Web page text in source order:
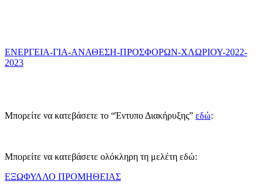
ΕΝΕΡΓΕΙΑ-ΓΙΑ-ΑΝΑΘΕΣΗ-ΠΡΟΣΦΟΡΩΝ-ΧΛΩΡΙΟΥ-2022-
2023
Μπορείτε να κατεβάσετε τo “Έντυπο Διακήρυξης” εδώ:
Μπορείτε να κατεβάσετε ολόκληρη τη μελέτη εδώ:
ΕΞΩΦΥΛΛΟ ΠΡΟΜΗΘΕΙΑΣ